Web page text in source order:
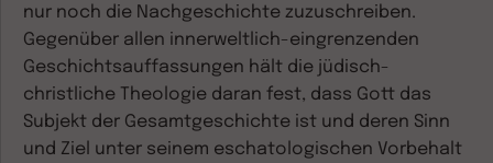
nur noch die Nachgeschichte zuzuschreiben.
Gegenüber allen innerweltlich-eingrenzenden
Geschichtsauffassungen hält die jüdisch-
christliche Theologie daran fest, dass Gott das
Subjekt der Gesamtgeschichte ist und deren Sinn
und Ziel unter seinem eschatologischen Vorbehalt